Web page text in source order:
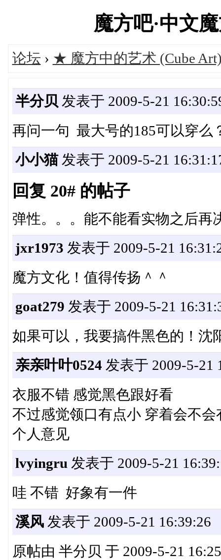
魔方吧·中文
论坛 › ★ 魔方中的艺术 (Cube
半分贝 发表于 2009-5-21
再问一句 最大号的185可以穿么
小小猫发表于 2009-5-21
回复 20# 的帖子
弹性。。。能不能看实物之后再
jxr1973 发表于 2009-5-21
魔方文化！值得传扬＾＾
goat279 发表于 2009-5-21
如果可以，我要搞件黑色的！沈
亲亲叶叶0524 发表于 2009-5-21
衣服不错 感觉黑色跟好看
不过感觉领口有点小 穿着会不会
个人意见
lvyingru 发表于 2009-5-21
哇 不错 好象有一件
溪风发表于 2009-5-21 16:39:26
原帖由 半分贝 于 2009-5-21